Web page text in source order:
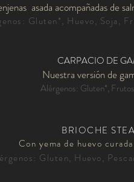
asada acompañadas de
Gluten*, Huevo, Soja,
CARPACIO DE
Nuestra versión de
Alérgenos: Gluten*,
BRIOCHE
Con yema de huevo
: Gluten, Huevo,